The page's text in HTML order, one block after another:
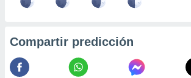
Compartir predicción